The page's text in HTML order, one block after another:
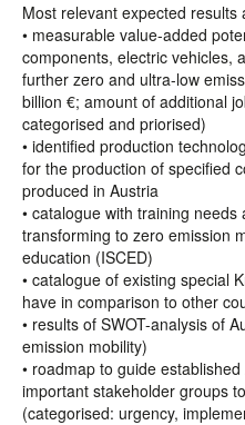
Most relevant expected results
• measurable value-added
components, electric vehicles,
further zero and ultra-low
billion €; amount of additional
categorised and priorised)
• identified production
for the production of specified
produced in Austria
• catalogue with training
transforming to zero emission
education (ISCED)
• catalogue of existing special
have in comparison to other
• results of SWOT-analysis of
emission mobility)
• roadmap to guide
important stakeholder groups
(categorised: urgency,